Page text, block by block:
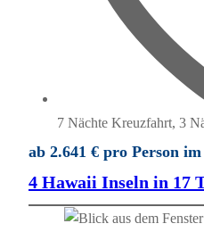
7 Nächte Kreuzfahrt, 3
ab 2.641 € pro Person
4 Hawaii Inseln in 17